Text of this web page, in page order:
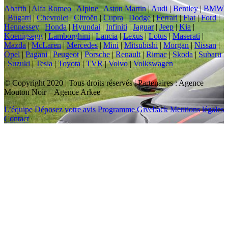
Abarth | Alfa Romeo|Alpine|Aston Martin|Audi | Bentley|BMW
| Bugatti|Chevrolet|Citroën |Cupra | Dodge|Ferrari|Fiat|Ford|
Hennessey| Honda| Hyundai |Infiniti | Jaguar| Jeep|Kia |
Koenigsegg|Lamborghini|Lancia|Lexus | Lotus| Maserati |
Mazda |McLaren|Mercedes | Mini | Mitsubishi | Morgan|Nissan|
Opel | Pagani|Peugeot|Porsche | Renault| Rimac|Skoda | Subaru
| Suzuki|Tesla| Toyota | TVR|Volvo|Volkswagen
© Copyright 2020 | Tous droits réservés | Partenaires : Agence
Mouton Noir – Agence Arkee
L’équipe Déposez votre avis Programme Giveback Mentions légales
Contact